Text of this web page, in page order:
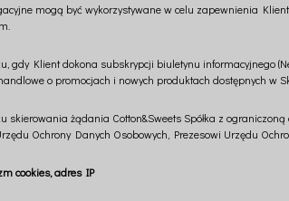
mogą być wykorzystywane w celu zapewnienia
gdy Klient dokona subskrypcji biuletynu informacyjnego
o promocjach i nowych produktach dostępnych w
skierowania żądania Cotton&Sweets Spółka z
Ochrony Danych Osobowych, Prezesowi Urzędu
cookies, adres IP